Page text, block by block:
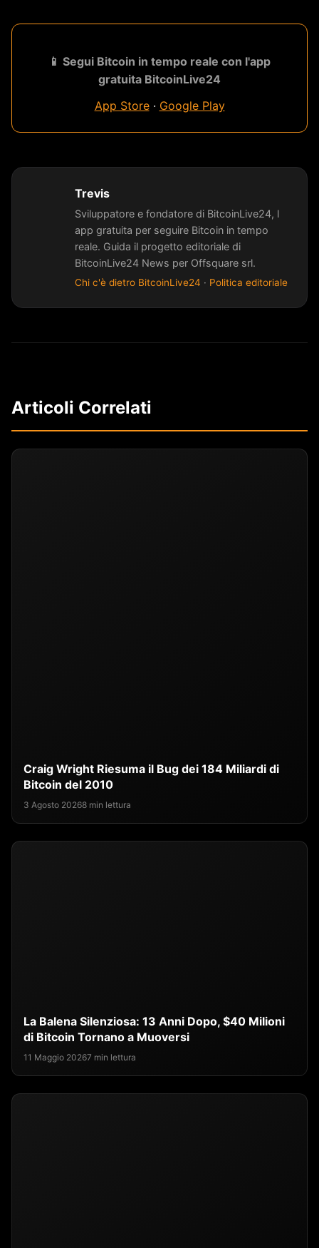
📱 Segui Bitcoin in tempo reale con l'app
gratuita BitcoinLive24
App Store· Google Play
Trevis
Sviluppatore e fondatore di BitcoinLive24, l
app gratuita per seguire Bitcoin in tempo
reale. Guida il progetto editoriale di
BitcoinLive24 News per Offsquare srl.
Chi c'è dietro BitcoinLive24 · Politica editoriale
Articoli Correlati
Craig Wright Riesuma il Bug dei 184 Miliardi di
Bitcoin del 2010
3 Agosto 20268 min lettura
La Balena Silenziosa: 13 Anni Dopo, $40 Milioni
di Bitcoin Tornano a Muoversi
11 Maggio 20267 min lettura